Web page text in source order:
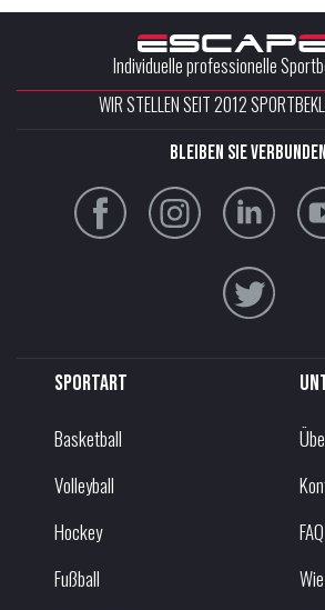
Individuelle professionelle
WIR STELLEN SEIT 2012
Bleiben Sie verbunden
Sportart
Basketball
Volleyball
Hockey
Fußball
FAQ